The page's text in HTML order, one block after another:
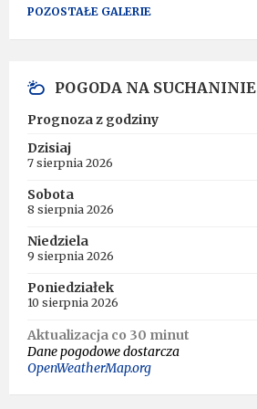
POZOSTAŁE GALERIE
POGODA NA SUCHANINIE
Prognoza z godziny
Dzisiaj
7 sierpnia 2026
Sobota
8 sierpnia 2026
Niedziela
9 sierpnia 2026
Poniedziałek
10 sierpnia 2026
Aktualizacja co 30 minut
Dane pogodowe dostarcza
OpenWeatherMap.org